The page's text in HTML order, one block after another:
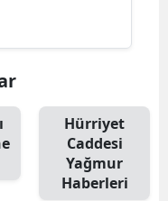
Hürriyet
Caddesi
Yağmur
Haberleri